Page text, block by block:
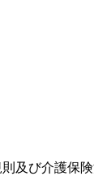
及び介護保